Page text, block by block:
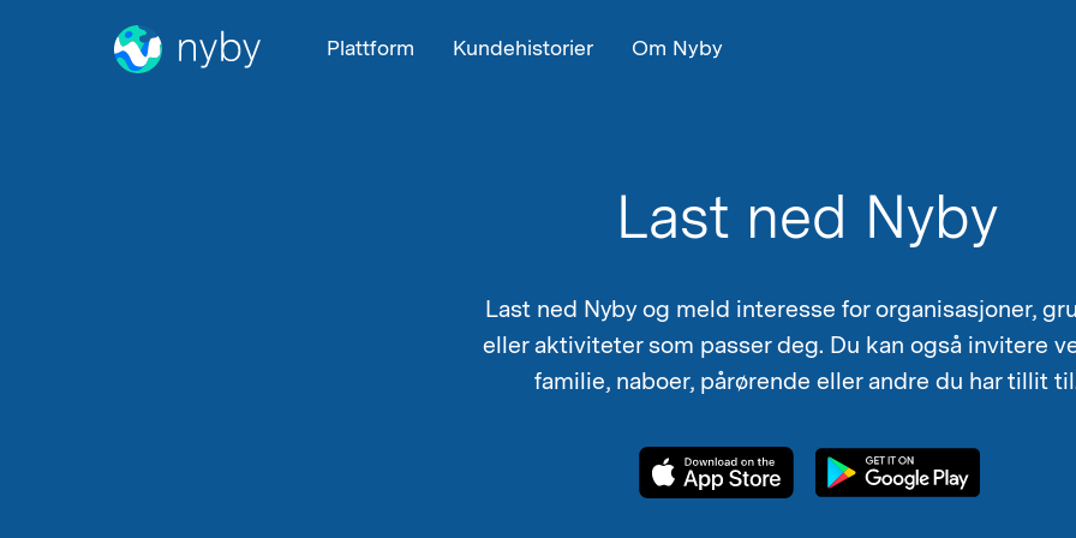
Plattform Kundehistorier Om Nyby
Last ned Nyby
Last ned Nyby og meld interesse for organisasjoner,
eller aktiviteter som passer deg. Du kan også invitere
familie, naboer, pårørende eller andre du har tillit